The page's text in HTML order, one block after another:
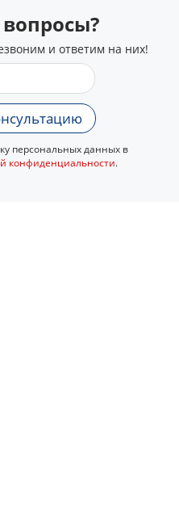
вопросы?
и ответим на них!
персональных данных в
конфиденциальности.